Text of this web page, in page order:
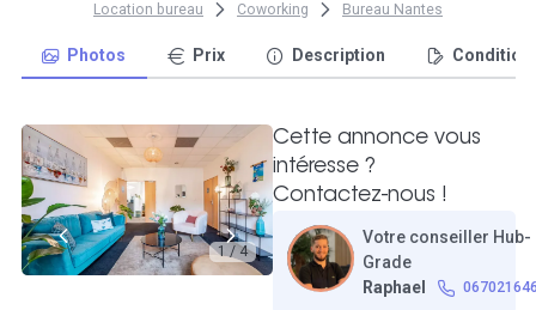
Location bureau Coworking Bureau Nantes
Photos Prix Description
1 / 4
Cette annonce vous
intéresse ?
Contactez-nous !
Votre conseiller Hub-
Grade
Raphael